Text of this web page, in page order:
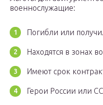
военнослужащие:
Погибли или
Находятся в зонах
Имеют срок
Герои России или